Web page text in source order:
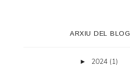
ARXIU DEL BLOG
► 2024 (1)